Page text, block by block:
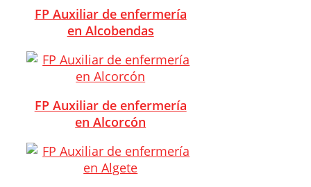
FP Auxiliar de enfermería
en Alcobendas
FP Auxiliar de enfermería
en Alcorcón